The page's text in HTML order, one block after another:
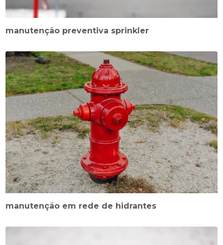
manutenção preventiva sprinkler
manutenção em rede de hidrantes